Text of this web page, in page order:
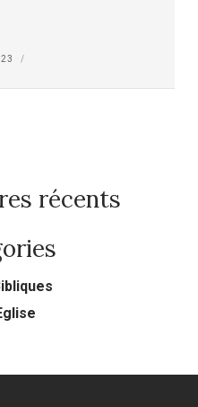
récents